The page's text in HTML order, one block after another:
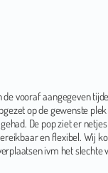
aangegeven tijden
op de gewenste plek en
De pop ziet er netjes en
en flexibel. Wij konden
ivm het slechte weer.